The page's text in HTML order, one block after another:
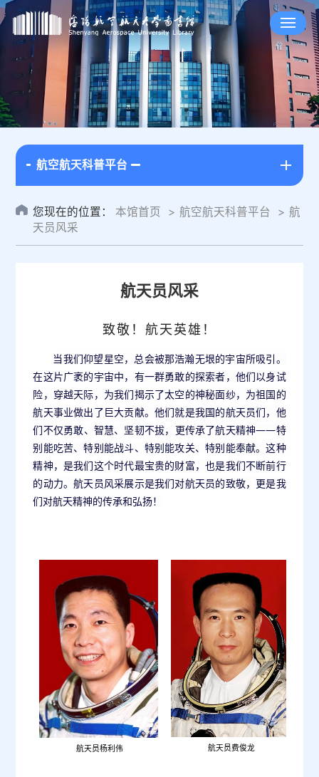
航空航天科普平台
您现在的位置： 本馆首页 航空航天科普平台
航
天员风采
航天员风采
致敬！航天英雄！
当我们仰望星空，总会被那浩瀚无垠的宇宙所吸引。
在这片广袤的宇宙中，有一群勇敢的探索者，他们以身试
险，穿越天际，为我们揭示了太空的神秘面纱，为祖国的
航天事业做出了巨大贡献。他们就是我国的航天员们，他
们不仅勇敢、智慧、坚韧不拔，更传承了航天精神——特
别能吃苦、特别能战斗、特别能攻关、特别能奉献。这种
精神，是我们这个时代最宝贵的财富，也是我们不断前行
的动力。航天员风采展示是我们对航天员的致敬，更是我
们对航天精神的传承和弘扬！
航天员杨利伟 航天员费俊龙